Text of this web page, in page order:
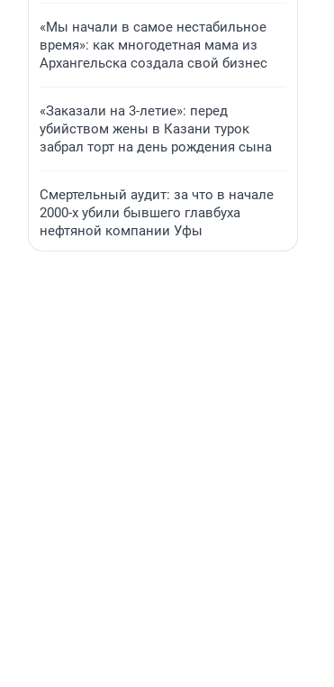
«Мы начали в самое нестабильное
время»: как многодетная мама из
Архангельска создала свой бизнес
«Заказали на 3-летие»: перед
убийством жены в Казани турок
забрал торт на день рождения сына
Смертельный аудит: за что в начале
2000-х убили бывшего главбуха
нефтяной компании Уфы